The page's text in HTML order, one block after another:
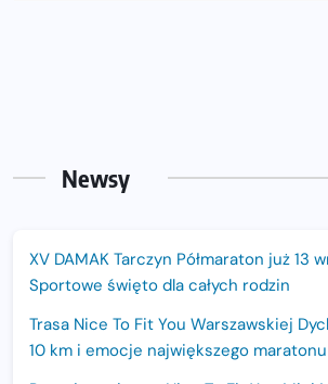
Newsy
XV DAMAK Tarczyn Półmaraton już 13
Sportowe święto dla całych rodzin
Trasa Nice To Fit You Warszawskiej
10 km i emocje największego